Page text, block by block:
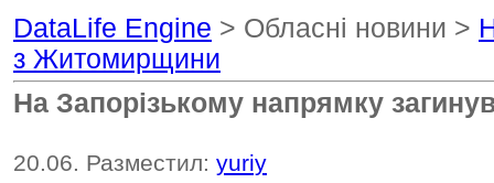
DataLife Engine > Обласні новини >
з Житомирщини
На Запорізькому напрямку
20.06. Разместил: yuriy